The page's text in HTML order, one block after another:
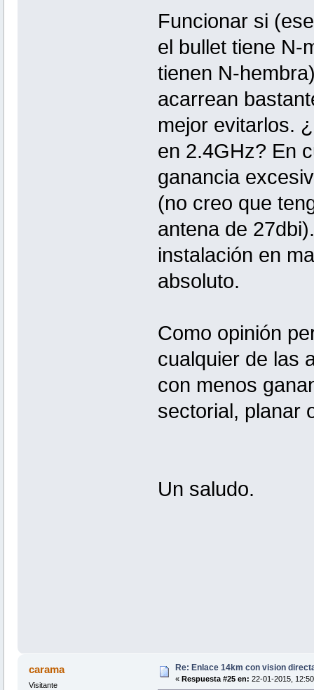
Funcionar si
el bullet tiene N-
tienen N-
acarrean
mejor evitarlos.
en 2.4GHz? En
ganancia
(no creo que
antena de
instalación en
absoluto.
Como opinión
cualquier de las
con menos
sectorial, planar
Un saludo.
carama
Visitante
Re: Enlace 14km con vision
« Respuesta #25 en: 22-01-2015,